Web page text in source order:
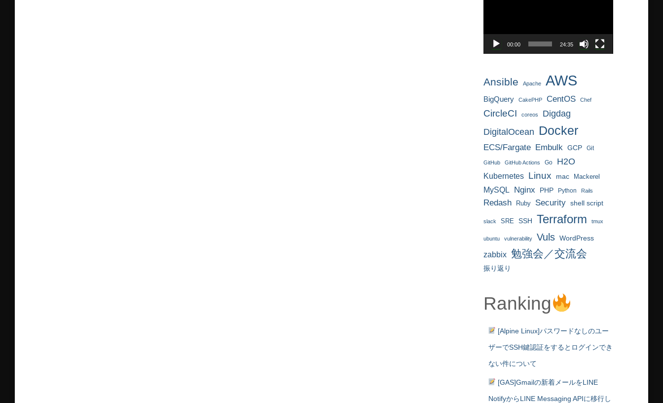
00:00 24:35
Ansible Apache AWS
BigQuery CakePHP CentOS Chef
CircleCI coreos
Digdag
DigitalOcean Docker
ECS/Fargate Embulk GCP Git
GitHub GitHub Actions Go H2O
Kubernetes Linux mac Mackerel
MySQL Nginx PHP Python Rails
Redash Ruby Security shell script
slack SRE SSH Terraform tmux
ubuntu vulnerability Vuls WordPress
zabbix 勉強会／交流会
振り返り
Ranking
[Alpine Linux]パスワードなしのユー
ザーでSSH鍵認証をするとログインでき
ない件について
[GAS]Gmailの新着メールをLINE
NotifyからLINE Messaging APIに移行し